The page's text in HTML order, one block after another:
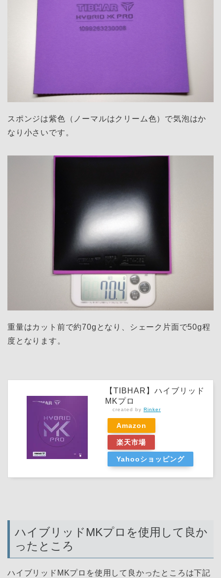
スポンジは紫色（ノーマルはクリーム色）で気泡はか
なり小さいです。
重量はカット前で約70gとなり、シェーク片面で50g程
度となります。
【TIBHAR】ハイブリッド
MKプロ
created by Rinker
Amazon
楽天市場
Yahooショッピング
ハイブリッドMKプロを使用して良か
ったところ
ハイブリッドMKプロを使用して良かったところは下記